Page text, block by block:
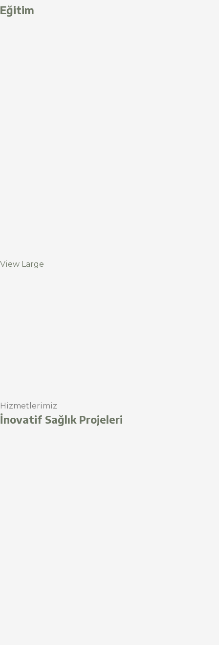
Eğitim
View Large
Hizmetlerimiz
İnovatif Sağlık Projeleri